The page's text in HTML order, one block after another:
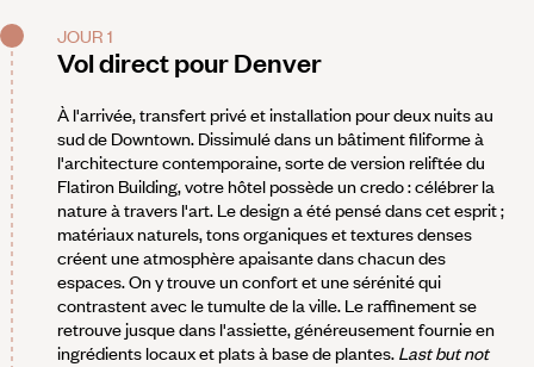
JOUR 1
Vol direct pour Denver
À l'arrivée, transfert privé et installation pour deux nuits au
sud de Downtown. Dissimulé dans un bâtiment filiforme à
l'architecture contemporaine, sorte de version reliftée du
Flatiron Building, votre hôtel possède un credo : célébrer la
nature à travers l'art. Le design a été pensé dans cet esprit ;
matériaux naturels, tons organiques et textures denses
créent une atmosphère apaisante dans chacun des
espaces. On y trouve un confort et une sérénité qui
contrastent avec le tumulte de la ville. Le raffinement se
retrouve jusque dans l'assiette, généreusement fournie en
ingrédients locaux et plats à base de plantes. Last but not